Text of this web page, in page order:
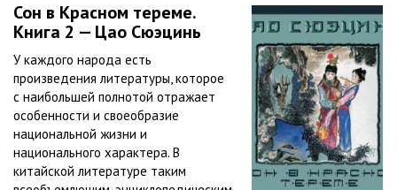
Сон в Красном тереме.
Книга 2 — Цао Сюэцинь
У каждого народа есть
произведения литературы, которое
с наибольшей полнотой отражает
особенности и своеобразие
национальной жизни и
национального характера. В
китайской литературе таким